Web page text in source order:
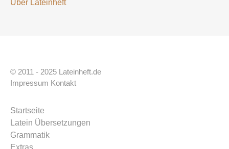
Über Lateinheft
© 2011 - 2025 Lateinheft.de
Impressum Kontakt
Startseite
Latein Übersetzungen
Grammatik
Extras